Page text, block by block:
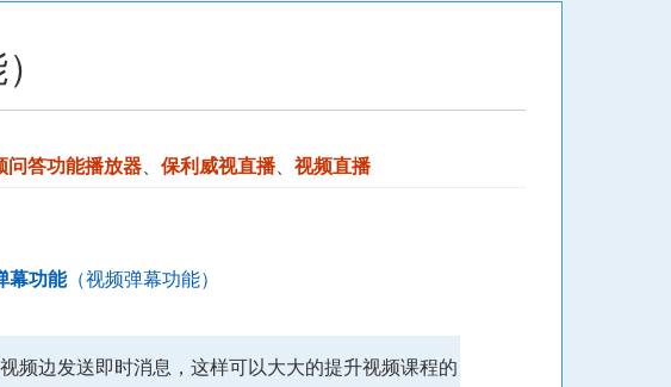
问答功能播放器、 保利威视直播、 视频直播
幕功能（视频弹幕功能）
频边发送即时消息，这样可以大大的提升视频课程的